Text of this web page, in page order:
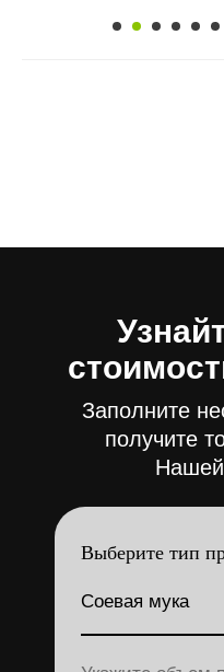
получите
Нашей
Выберите тип